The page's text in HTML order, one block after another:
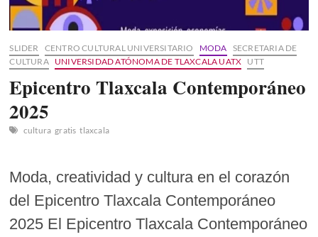
SLIDER CENTRO CULTURAL UNIVERSITARIO MODA SECRETARIA DE
CULTURA
UNIVERSIDAD ATÓNOMA DE TLAXCALA UATX UTT
Epicentro Tlaxcala Contemporáneo
2025
cultura gratis tlaxcala
Moda, creatividad y cultura en el corazón
del Epicentro Tlaxcala Contemporáneo
2025 El Epicentro Tlaxcala Contemporáneo